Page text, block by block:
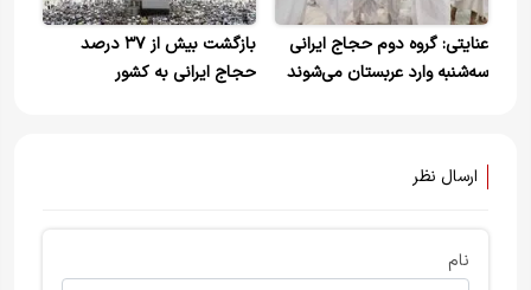
عنایتی: گروه دوم حجاج ایرانی
سه‌شنبه وارد عربستان می‌شوند
بازگشت بیش از ۳۷ درصد
حجاج ایرانی به کشور
ارسال نظر
نام